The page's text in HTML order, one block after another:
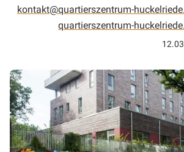
kontakt@quartierszentrum-
quartierszentrum-